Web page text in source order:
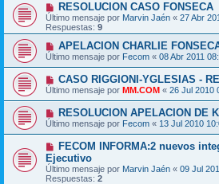
RESOLUCION CASO FONSECA
Último mensaje por Marvin Jaén « 27 Abr
Respuestas: 9
APELACION CHARLIE
Último mensaje por Fecom « 08 Abr 2011
CASO RIGGIONI-YGLESIAS -
Último mensaje por MM.COM « 26 Jul 2010
RESOLUCION APELACION DE
Último mensaje por Fecom « 13 Jul 2010
FECOM INFORMA:2 nuevos
Ejecutivo
Último mensaje por Marvin Jaén « 09 Jul
Respuestas: 2